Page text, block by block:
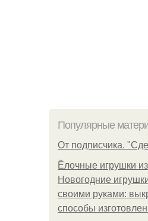
Популярные
От подписчика.
Ёлочные игрушки из
Новогодние
своими руками:
способы